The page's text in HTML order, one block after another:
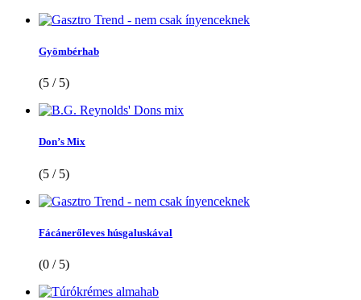
Gyömbérhab
(5 / 5)
Don’s Mix
(5 / 5)
Fácánerőleves húsgaluskával
(0 / 5)